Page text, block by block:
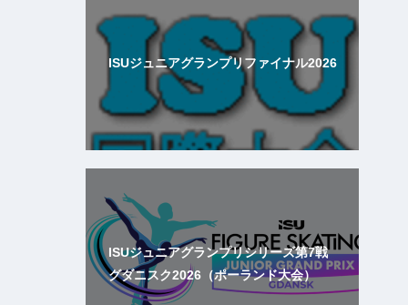
ISUジュニアグランプリファイナル2026
ISUジュニアグランプリシリーズ第7戦
グダニスク2026（ポーランド大会）